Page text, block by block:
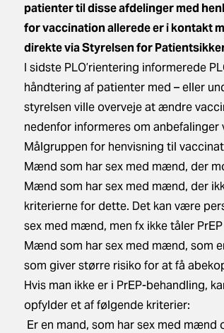
patienter til disse afdelinger med
for vaccination allerede er i kontakt
direkte via Styrelsen for
I sidste PLO’rientering informerede
håndtering af patienter med – eller
styrelsen ville overveje at ændre
nedenfor informeres om anbefalinger
Målgruppen for henvisning til
Mænd som har sex med mænd, der
Mænd som har sex med mænd, der
kriterierne for dette. Det kan være
sex med mænd, men fx ikke tåler
Mænd som har sex med mænd, som
som giver større risiko for at få
Hvis man ikke er i PrEP-behandling,
opfylder et af følgende kriterier:
Er en mand, som har sex med